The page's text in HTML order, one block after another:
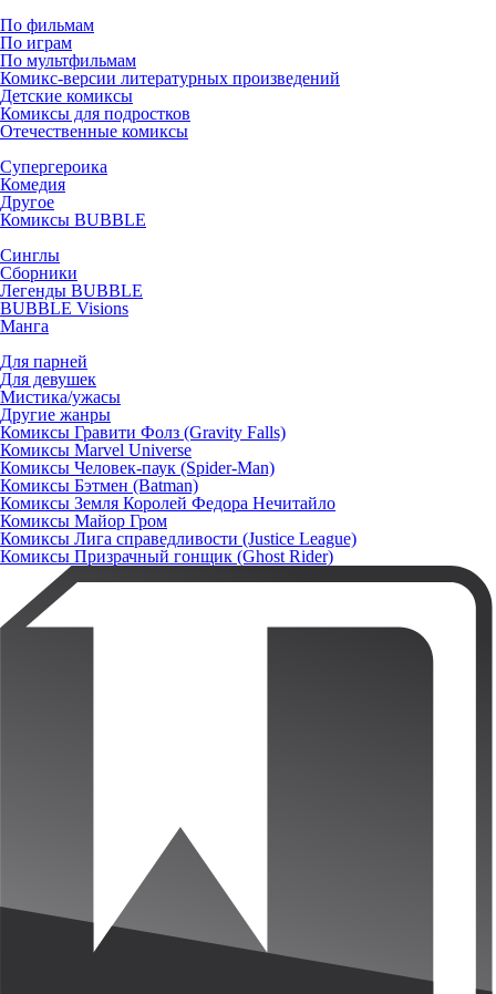
По фильмам
По играм
По мультфильмам
Комикс-версии литературных произведений
Детские комиксы
Комиксы для подростков
Отечественные комиксы
Супергероика
Комедия
Другое
Комиксы BUBBLE
Синглы
Сборники
Легенды BUBBLE
BUBBLE Visions
Манга
Для парней
Для девушек
Мистика/ужасы
Другие жанры
Комиксы Гравити Фолз (Gravity Falls)
Комиксы Marvel Universe
Комиксы Человек-паук (Spider-Man)
Комиксы Бэтмен (Batman)
Комиксы Земля Королей Федора Нечитайло
Комиксы Майор Гром
Комиксы Лига справедливости (Justice League)
Комиксы Призрачный гонщик (Ghost Rider)